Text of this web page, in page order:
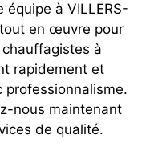
équipe à VILLERS-
en œuvre pour
à
rapidement et
nous maintenant
de qualité.